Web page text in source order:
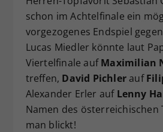
schon im Achtelfinale ein
vorgezogenes Endspiel
Lucas Miedler könnte laut
Viertelfinale aufMaximilian
treffen, David Pichler auf
Alexander Erler auf Lenny
Namen des österreichischen
man blickt!